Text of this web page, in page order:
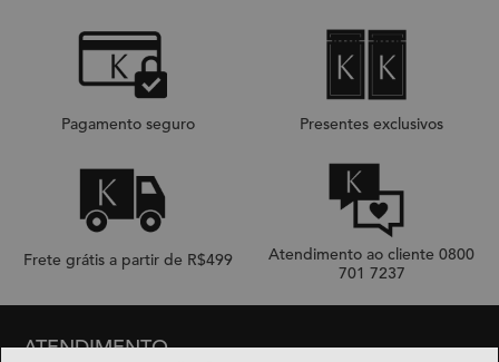
Pagamento seguro Presentes exclusivos
Frete grátis a partir de R$499
Atendimento ao cliente 0800
701 7237
ATENDIMENTO